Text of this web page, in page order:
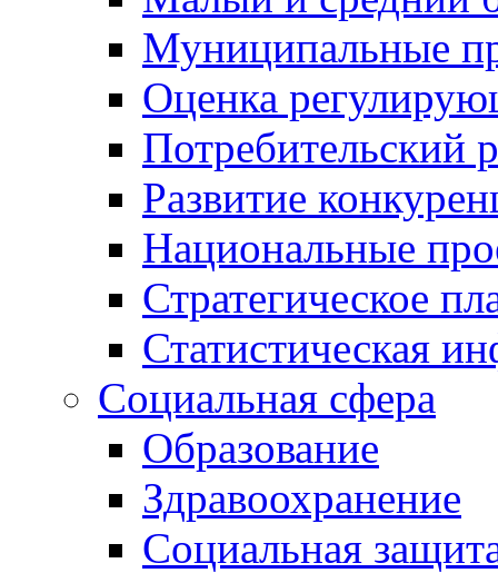
Муниципальные
Оценка
Потребительский
Развитие
Национальные
Стратегическое
Статистическая
Социальная сфера
Образование
Здравоохранение
Социальная